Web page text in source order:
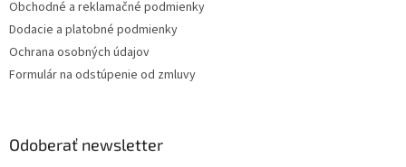
Obchodné a reklamačné podmienky
Dodacie a platobné podmienky
Ochrana osobných údajov
Formulár na odstúpenie od zmluvy
Odoberať newsletter